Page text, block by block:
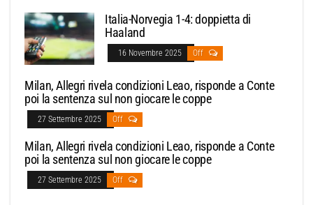
Italia-Norvegia 1-4: doppietta di
Haaland
16 Novembre 2025 Off
Milan, Allegri rivela condizioni Leao, risponde a Conte
poi la sentenza sul non giocare le coppe
27 Settembre 2025 Off
Milan, Allegri rivela condizioni Leao, risponde a Conte
poi la sentenza sul non giocare le coppe
27 Settembre 2025 Off